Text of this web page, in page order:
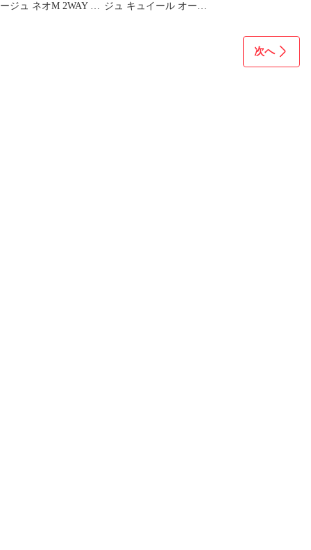
ージュ ネオM 2WAY ナ ジュ キュイール オール
次へ